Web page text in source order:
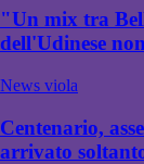
"Un mix tra
dell'Udinese
News viola
Centenario,
arrivato